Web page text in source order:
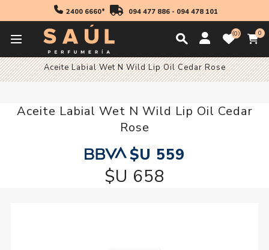
2400 6660* 094 477 886- 094 478 101
0 0
Inicio
Aceite Labial Wet N Wild Lip Oil Cedar Rose
Aceite Labial Wet N Wild Lip Oil Cedar
Rose
$U 559
$U 658